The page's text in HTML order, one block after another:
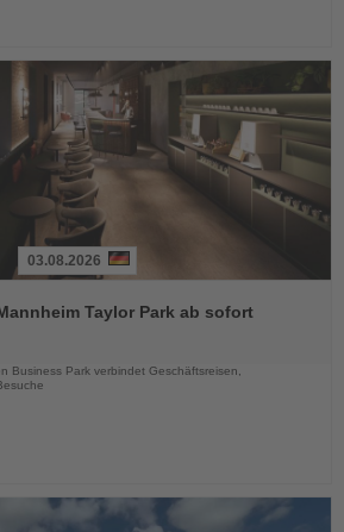
03.08.2026
Taylor Park ab sofort
Business Park verbindet Geschäftsreisen,